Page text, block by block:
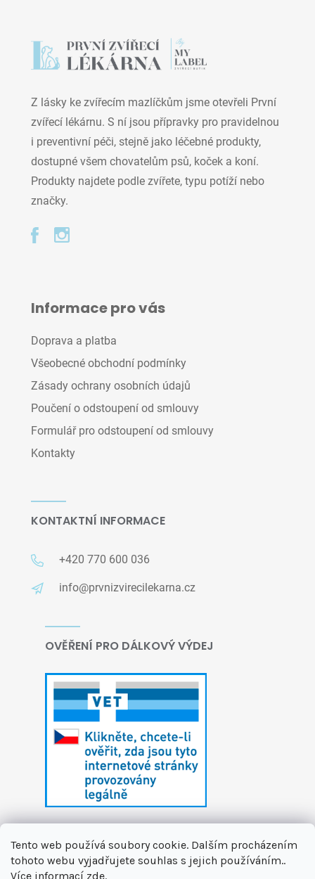
Tento web používá soubory cookie. Dalším procházením
tohoto webu vyjadřujete souhlas s jejich používáním..
Více informací zde.
Z lásky ke zvířecím mazlíčkům jsme otevřeli První
zvířecí lékárnu. S ní jsou přípravky pro pravidelnou
i preventivní péči, stejně jako léčebné produkty,
dostupné všem chovatelům psů, koček a koní.
Produkty najdete podle zvířete, typu potíží nebo
značky.
Informace pro vás
Doprava a platba
Všeobecné obchodní podmínky
Zásady ochrany osobních údajů
Poučení o odstoupení od smlouvy
Formulář pro odstoupení od smlouvy
Kontakty
KONTAKTNÍ INFORMACE
+420 770 600 036
info@prvnizvirecilekarna.cz
OVĚŘENÍ PRO DÁLKOVÝ VÝDEJ